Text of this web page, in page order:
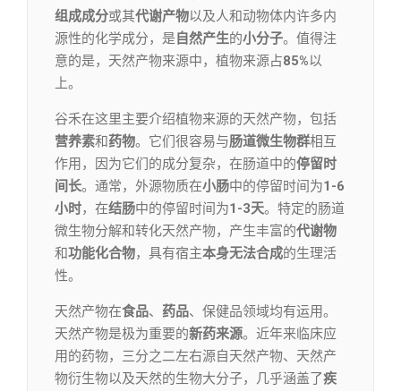
组成成分或其代谢产物以及人和动物体内许多内
源性的化学成分，是自然产生的小分子。值得注
意的是，天然产物来源中，植物来源占85%以
上。
谷禾在这里主要介绍植物来源的天然产物，包括
营养素和药物。它们很容易与肠道微生物群相互
作用，因为它们的成分复杂，在肠道中的停留时
间长。通常，外源物质在小肠中的停留时间为1-6
小时，在结肠中的停留时间为1-3天。特定的肠道
微生物分解和转化天然产物，产生丰富的代谢物
和功能化合物，具有宿主本身无法合成的生理活
性。
天然产物在食品、 药品、保健品领域均有运用。
天然产物是极为重要的新药来源。近年来临床应
用的药物，三分之二左右源自天然产物、天然产
物衍生物以及天然的生物大分子，几乎涵盖了疾